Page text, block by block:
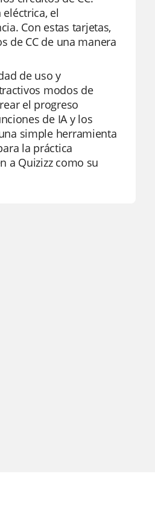
el
Con estas tarjetas,
de CC de una manera
de uso y
modos de
el progreso
de IA y los
simple herramienta
la práctica
a Quizizz como su